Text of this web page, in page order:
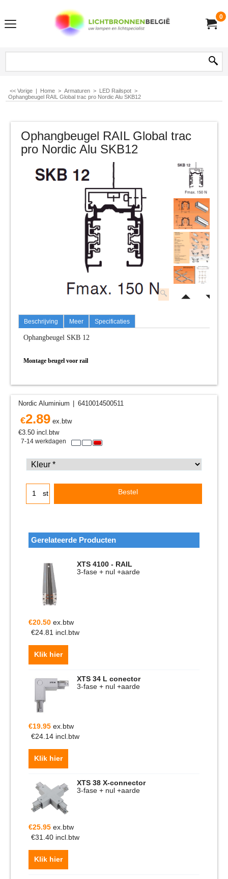
0
<< Vorige | Home > Armaturen > LED Railspot >
Ophangbeugel RAIL Global trac pro Nordic Alu SKB12
Ophangbeugel RAIL Global trac
pro Nordic Alu SKB12
Beschrijving Meer Specificaties
Ophangbeugel SKB 12
Montage beugel voor rail
Nordic Aluminium 6410014500511
€2.89 ex.btw
€3.50 incl.btw
7-14 werkdagen
st Bestel
Gerelateerde Producten
XTS 4100 - RAIL
3-fase + nul +aarde
€20.50 ex.btw
€24.81 incl.btw
Klik hier
XTS 34 L conector
3-fase + nul +aarde
€19.95 ex.btw
€24.14 incl.btw
Klik hier
XTS 38 X-connector
3-fase + nul +aarde
€25.95 ex.btw
€31.40 incl.btw
Klik hier